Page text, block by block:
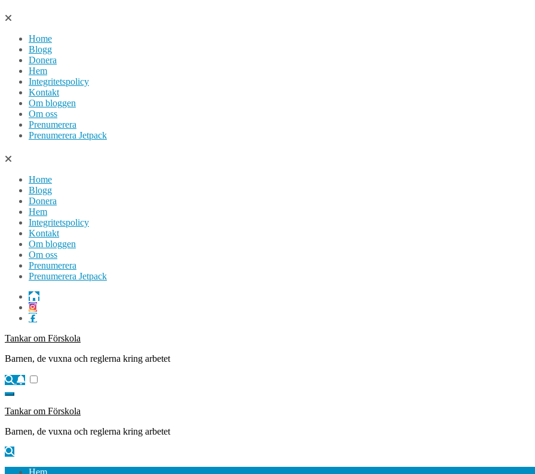
Hoppa
innehållHome
Blogg
Donera
Hem
Integritetspolicy
Kontakt
Om bloggen
Om oss
Prenumerera
Prenumerera Jetpack
Home
Blogg
Donera
Hem
Integritetspolicy
Kontakt
Om bloggen
Om oss
Prenumerera
Prenumerera Jetpack
Tankar om Förskola
Barnen, de vuxna och reglerna kring arbetet
Tankar om Förskola
Barnen, de vuxna och reglerna kring arbetet